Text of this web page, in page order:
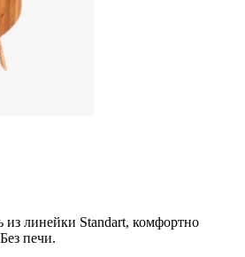
из линейки Standart, комфортно
печи.